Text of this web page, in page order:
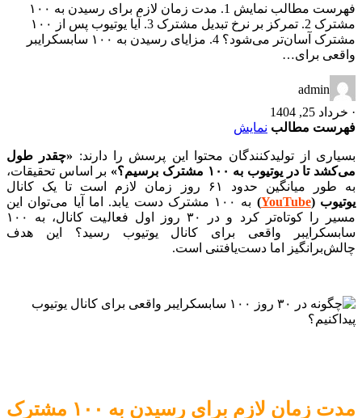
فهرست مطالب نمایش 1. مدت زمان لازم برای رسیدن به ۱۰۰
مشترک 2. تمرکز بر نرخ تبدیل مشترک 3. آیا یوتیوب پس از ۱۰۰
مشترک آسان‌تر می‌شود؟ 4. مزایای رسیدن به ۱۰۰ سابسکرایبر
واقعی برای…
admin
· خرداد 25, 1404
فهرست مطالب نمایش
بسیاری از تولیدکنندگان محتوا این پرسش را دارند: «چقدر طول
می‌کشد تا در یوتیوب به ۱۰۰ مشترک برسیم؟»
بر اساس تحقیقات،
به طور میانگین حدود ۶۱ روز زمان لازم است تا یک کانال
یوتیوب (
YouTube
)
به ۱۰۰ مشترک دست یابد. اما آیا می‌توان این
مسیر را کوتاه‌تر کرد و در ۳۰ روز اول فعالیت کانال، به ۱۰۰
سابسکرایبر واقعی برای کانال یوتیوب رسید؟ این هدف
چالش‌برانگیز اما دست‌یافتنی است.
مدت زمان لازم برای رسیدن به ۱۰۰ مشترک